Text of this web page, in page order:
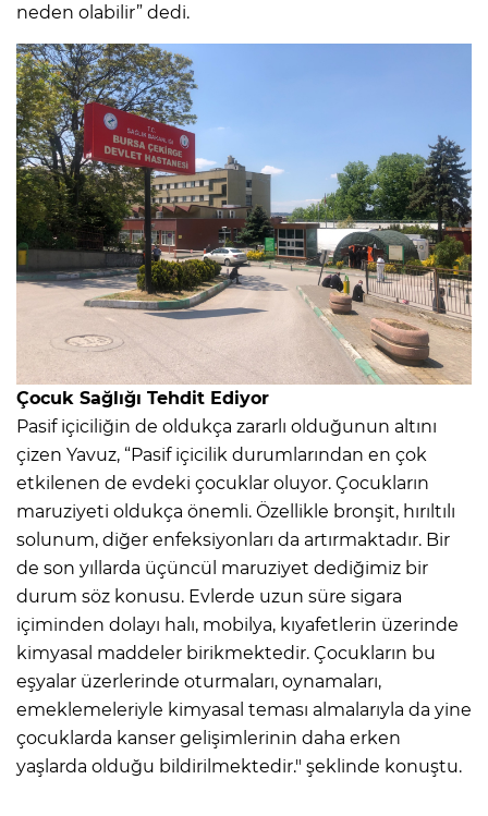
neden olabilir” dedi.
Çocuk Sağlığı Tehdit Ediyor
Pasif içiciliğin de oldukça zararlı olduğunun altını
çizen Yavuz, “Pasif içicilik durumlarından en çok
etkilenen de evdeki çocuklar oluyor. Çocukların
maruziyeti oldukça önemli. Özellikle bronşit, hırıltılı
solunum, diğer enfeksiyonları da artırmaktadır. Bir
de son yıllarda üçüncül maruziyet dediğimiz bir
durum söz konusu. Evlerde uzun süre sigara
içiminden dolayı halı, mobilya, kıyafetlerin üzerinde
kimyasal maddeler birikmektedir. Çocukların bu
eşyalar üzerlerinde oturmaları, oynamaları,
emeklemeleriyle kimyasal teması almalarıyla da yine
çocuklarda kanser gelişimlerinin daha erken
yaşlarda olduğu bildirilmektedir." şeklinde konuştu.